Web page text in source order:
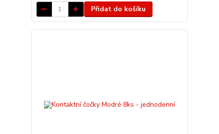
Přidat do košíku